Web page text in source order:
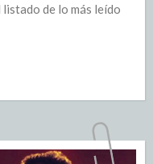
de lo más leído